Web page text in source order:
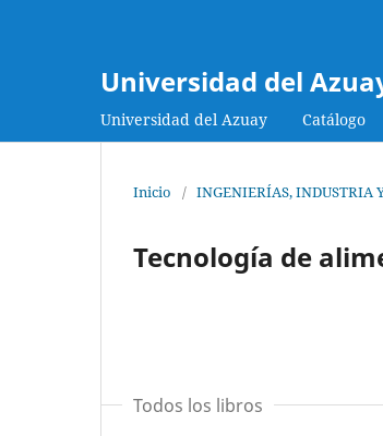
Universidad del
Universidad del Azuay Catálogo
Inicio / INGENIERÍAS, INDUSTRIA
Tecnología de
Todos los libros